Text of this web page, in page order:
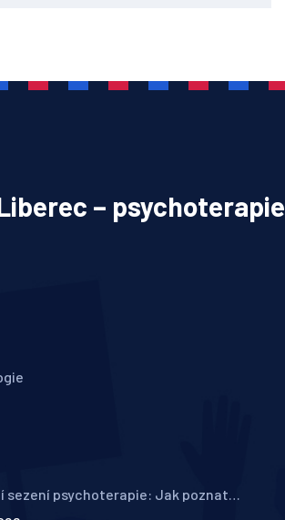
– psychoterapie
sezení psychoterapie: Jak poznat